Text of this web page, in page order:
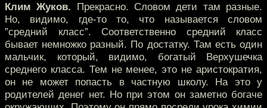
Клим Жуков. Прекрасно. Словом дети там разные.
Но, видимо, где-то то, что называется словом
”средний класс”. Соответственно средний класс
бывает немножко разный. По достатку. Там есть один
мальчик, который, видимо, богатый Верхушечка
среднего класса. Тем не менее, это не аристократия,
он не может попасть в частную школу. На это у
родителей денег нет. Но при этом он заметно богаче